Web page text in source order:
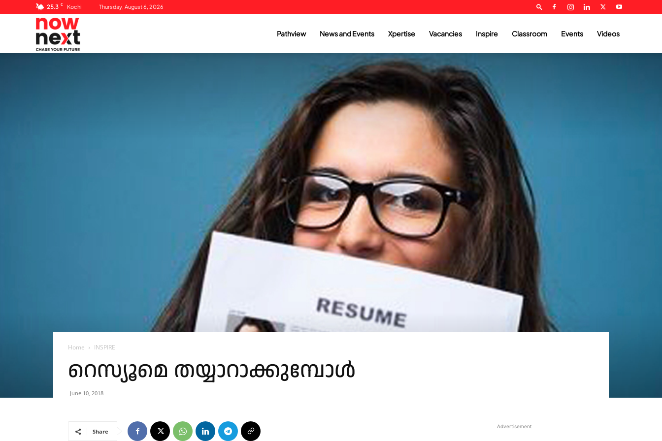
25.3 C Kochi Thursday, August 6, 2026
Pathview News and Events Xpertise Vacancies Inspire Classroom Events Videos
Home INSPIRE
റെസ്യൂമെ തയ്യാറാക്കുമ്പോൾ
June 10, 2018
Share
Advertisement